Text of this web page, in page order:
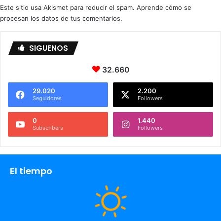
r
o
s
Y
p
o
¿
C
á
Este sitio usa Akismet para reducir el spam. Aprende cómo se
procesan los datos de tus comentarios.
SIGUENOS
32.660
29.020
Seguidores
2.200
Followers
0
Subscribers
1.440
Followers
El tiempo